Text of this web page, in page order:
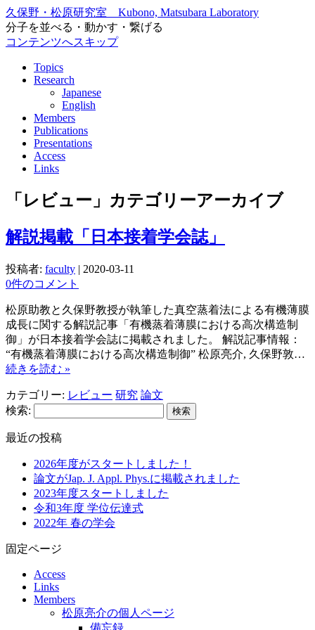
久保野・松原研究室 Kubono, Matsubara Laboratory
分子を並べる・動かす・繋げる
コンテンツへスキップ
Topics
Research
Japanese
English
Members
Publications
Presentations
Access
Links
「 レビュー 」カテゴリーアーカイブ
解説掲載「日本接着学会誌」
投稿者: faculty | 2020-03-11
0件のコメント
松原助教と久保野教授が執筆した真空蒸着法による有機薄膜
成長に関する解説記事「有機蒸着薄膜における高次構造制
御」が日本接着学会誌に掲載されました。 解説記事情報：
“有機蒸着薄膜における高次構造制御” 松原亮介, 久保野敦…
続きを読む »
カテゴリー: レビュー 研究 論文
検索:
最近の投稿
2026年度がスタートしました！
論文がJap. J. Appl. Phys.に掲載されました
2023年度スタートしました
令和3年度 学位伝達式
2022年 春の学会
固定ページ
Access
Links
Members
松原亮介の個人ページ
備忘録